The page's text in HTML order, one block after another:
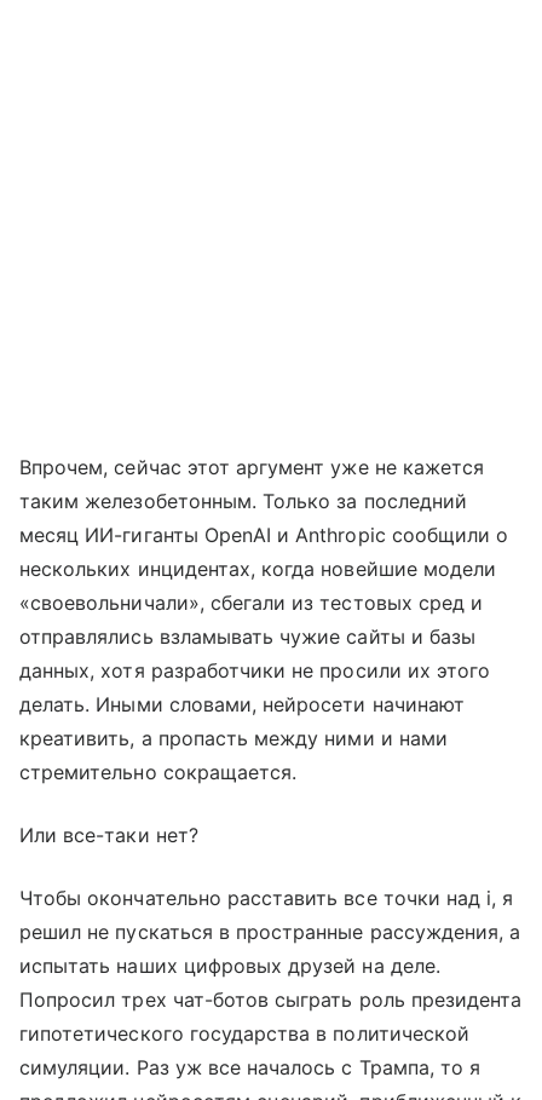
Впрочем, сейчас этот аргумент уже не кажется
таким железобетонным. Только за последний
месяц ИИ-гиганты OpenAI и Anthropic сообщили о
нескольких инцидентах, когда новейшие модели
«своевольничали», сбегали из тестовых сред и
отправлялись взламывать чужие сайты и базы
данных, хотя разработчики не просили их этого
делать. Иными словами, нейросети начинают
креативить, а пропасть между ними и нами
стремительно сокращается.
Или все-таки нет?
Чтобы окончательно расставить все точки над i, я
решил не пускаться в пространные рассуждения, а
испытать наших цифровых друзей на деле.
Попросил трех чат-ботов сыграть роль президента
гипотетического государства в политической
симуляции. Раз уж все началось с Трампа, то я